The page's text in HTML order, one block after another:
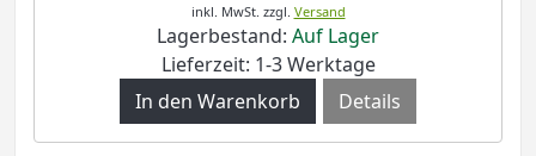
inkl. MwSt. zzgl. Versand
Lagerbestand: Auf Lager
Lieferzeit: 1-3 Werktage
Details